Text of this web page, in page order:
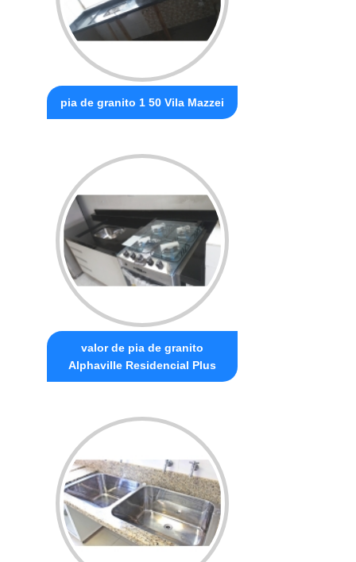
pia de granito 1 50 Vila Mazzei
valor de pia de granito
Alphaville Residencial Plus